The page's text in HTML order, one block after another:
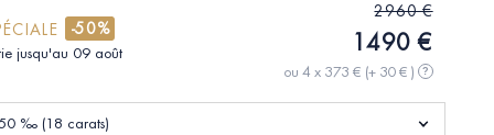
-50%
jusqu'au 09 août
2960 €
1490 €
ou 4 x 373 € (+ 30 € ) ?
‰ (18 carats)